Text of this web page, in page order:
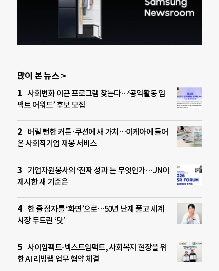
많이 본 뉴스 >
사회변화 이끈 프로그램 찾는다…‘공익활동 임
팩트 어워드’ 후보 모집
버릴 뻔한 커튼·쿠션에 새 가치…이케아에 들어
온 사회적기업 재봉 서비스
기업자원봉사의 ‘진짜 성과’는 무엇인가…UN이
제시한 새 기준은
한 줄 점자를 ‘화면’으로…50년 난제 풀고 세계
시장 두드린 ‘닷’
사이임팩트-넥스트임팩트, 사회복지 현장을 위
한 AI 리빙랩 업무 협약 체결